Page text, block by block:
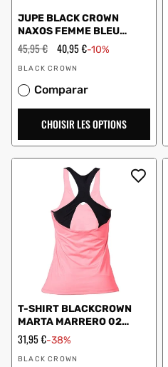
JUPE BLACK CROWN
NAXOS FEMME BLEU
MARINE
Prix
régulier
45,95 € Prix
solde
40,95 €-10%
Vendeur
BLACK CROWN
Comparar
CHOISIR LES OPTIONS
T-SHIRT BLACKCROWN
MARTA MARRERO 02
MOYA CORAIL
Prix
en
solde
31,95 €-38%
Vendeur
BLACK CROWN